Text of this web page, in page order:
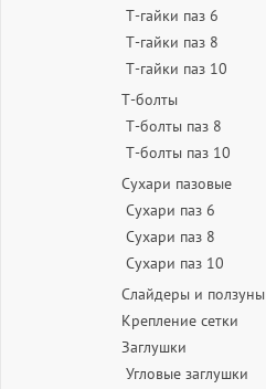
Т-гайки паз 6
Т-гайки паз 8
Т-гайки паз 10
Т-болты
Т-болты паз 8
Т-болты паз 10
Сухари пазовые
Сухари паз 6
Сухари паз 8
Сухари паз 10
Слайдеры и ползуны
Крепление сетки
Заглушки
Угловые заглушки